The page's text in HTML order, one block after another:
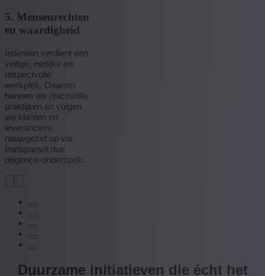
5. Mensenrechten
en waardigheid
Iedereen verdient een
veilige, eerlijke en
respectvolle
werkplek. Daarom
bannen we risicovolle
praktijken en volgen
we klanten en
leveranciers
nauwgezet op via
transparant due
diligence-onderzoek.
Duurzame initiatieven die écht het